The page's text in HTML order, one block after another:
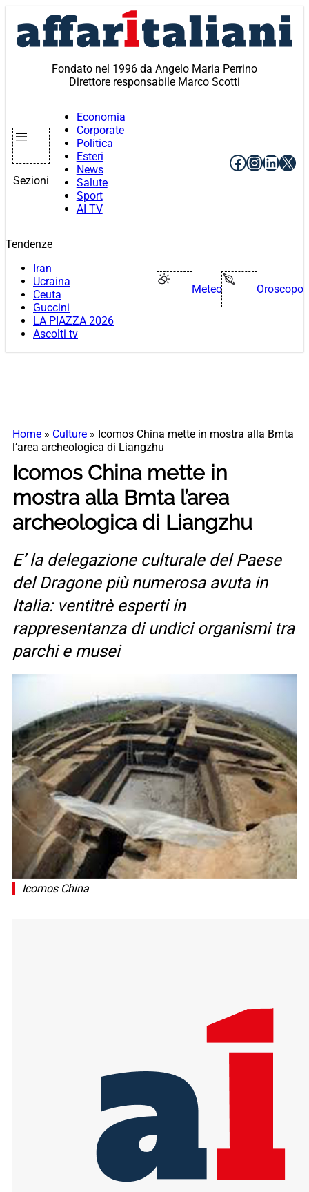
contenuto
Fondato nel 1996 da Angelo Maria Perrino
Direttore responsabile Marco Scotti
Sezioni
Economia
Corporate
Politica
Esteri
News
Salute
Sport
AI TV
Facebook
X
Tendenze
Iran
Ucraina
Ceuta
Guccini
LA PIAZZA 2026
Ascolti tv
Meteo Oroscopo
Home » Culture » Icomos China mette in mostra alla Bmta
l’area archeologica di Liangzhu
Icomos China mette in
mostra alla Bmta l’area
archeologica di Liangzhu
E’ la delegazione culturale del Paese
del Dragone più numerosa avuta in
Italia: ventitrè esperti in
rappresentanza di undici organismi tra
parchi e musei
Icomos China